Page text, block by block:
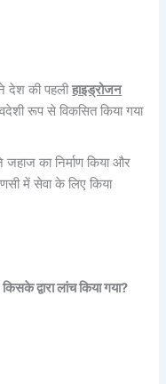
ने देश की पहलीहाइड्रोजन
रूप से विकसित किया गया
का निर्माण किया और
में सेवा के लिए किया
द्वारा लांच किया गया?